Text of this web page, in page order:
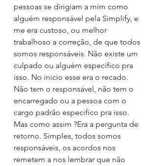
pessoas se dirigiam a mim como
alguém responsável pela Simplify, e
me era custoso, ou melhor
trabalhoso a correção, de que todos
somos responsáveis. Não existe um
culpado ou alguém especifico pra
isso. No inicio esse era o recado.
Não tem o responsável, não tem o
encarregado ou a pessoa com o
cargo padrão especifico pra isso.
Mas como assim ?Era a pergunta de
retorno. Simples, todos somos
responsáveis, os acordos nos
remetem a nos lembrar que não